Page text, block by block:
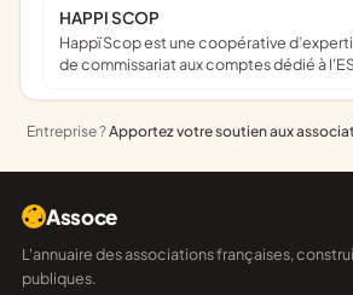
HAPPI SCOP
Happï Scop est une coopérative d’expertise comptable &
de commissariat aux comptes dédié à
Entreprise ?Apportez votre soutien aux
Assoce
L'annuaire des associations françaises, construit sur les données
publiques.